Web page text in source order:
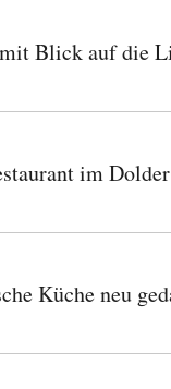
Blick auf die
im
Küche neu